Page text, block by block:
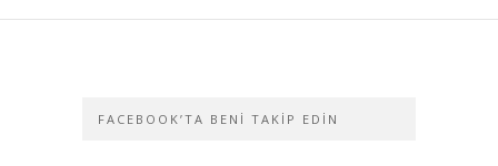
FACEBOOK’TA BENI TAKIP EDIN